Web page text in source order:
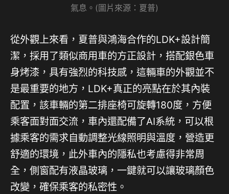
氣息。(圖片來源：夏普)
從外觀上來看，夏普與鴻海合作的LDK+設計簡
潔，採用了類似商用車的方正設計，搭配銀色車
身烤漆，具有強烈的科技感，這輛車的外觀並不
是最重要的地方，LDK+真正的亮點在於其內裝
配置，該車輛的第二排座椅可旋轉180度，方便
乘客面對面交流，車內還配備了AI系統，可以根
據乘客的需求自動調整光線照明與溫度，營造更
舒適的環境，此外車內的隱私也考慮得非常周
全，側窗配有液晶玻璃，一鍵就可以讓玻璃顏色
改變，確保乘客的私密性。